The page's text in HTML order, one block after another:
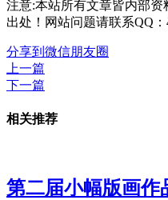
注意:本站所有文章皆内部
出处！网站问题请联系QQ：
分享到微信朋友圈
上一篇
下一篇
相关推荐
第二届小幅版画作